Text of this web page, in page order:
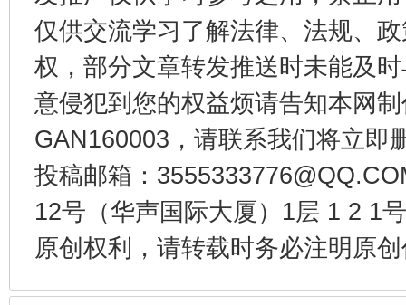
仅供交流学习了解法律、法规、
权，部分文章转发推送时未能及
意侵犯到您的权益烦请告知本网
GAN160003，请联系我们将立即
投稿邮箱：
12号（华声国际大厦）1层 1 2 1
原创权利，请转载时务必注明原
全民健身五年计划来了！等你上场